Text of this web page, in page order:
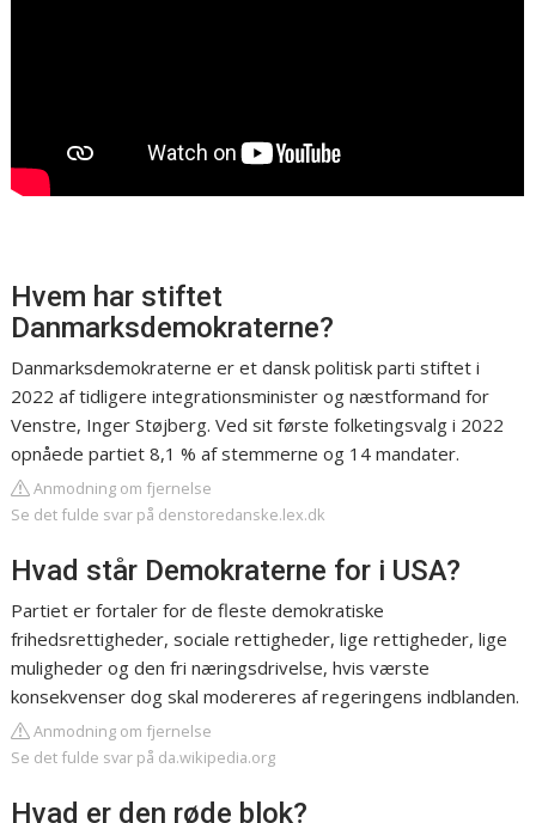
Hvem har stiftet
Danmarksdemokraterne?
Danmarksdemokraterne er et dansk politisk parti stiftet i
2022 af tidligere integrationsminister og næstformand for
Venstre, Inger Støjberg. Ved sit første folketingsvalg i 2022
opnåede partiet 8,1 % af stemmerne og 14 mandater.
Anmodning om fjernelse
Se det fulde svar på denstoredanske.lex.dk
Hvad står Demokraterne for i USA?
Partiet er fortaler for de fleste demokratiske
frihedsrettigheder, sociale rettigheder, lige rettigheder, lige
muligheder og den fri næringsdrivelse, hvis værste
konsekvenser dog skal modereres af regeringens indblanden.
Anmodning om fjernelse
Se det fulde svar på da.wikipedia.org
Hvad er den røde blok?